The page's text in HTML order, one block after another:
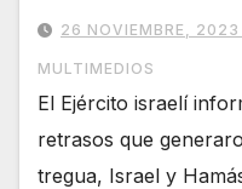
26 NOVIEMBRE, 2023
MULTIMEDIOS
El Ejército israelí
retrasos que
tregua, Israel y